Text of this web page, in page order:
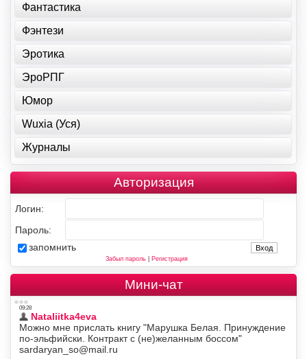
Фантастика
Фэнтези
Эротика
ЭроРПГ
Юмор
Wuxia (Уся)
Журналы
Авторизация
Логин:
Пароль:
запомнить
Забыл пароль| Регистрация
Мини-чат